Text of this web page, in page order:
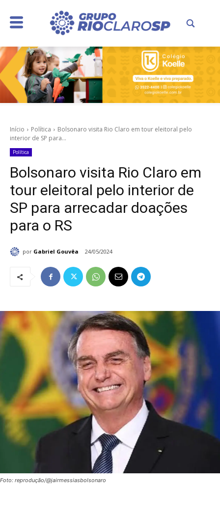
Início Política
Bolsonaro visita Rio Claro em tour eleitoral pelo
interior de SP para...
Política
Bolsonaro visita Rio Claro em
tour eleitoral pelo interior de
SP para arrecadar doações
para o RS
por Gabriel Gouvêa 24/05/2024
Foto: reprodução/@jairmessiasbolsonaro